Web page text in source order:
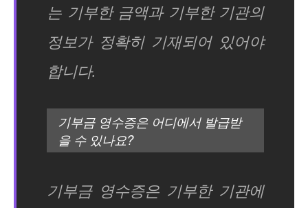
는 기부한 금액과 기부한 기관의
정보가 정확히 기재되어 있어야
합니다.
기부금 영수증은 어디에서 발급받
을 수 있나요?
기부금 영수증은 기부한 기관에